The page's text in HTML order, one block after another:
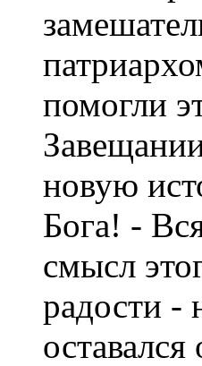
помогли
новую
Бога! -
смысл
радости -